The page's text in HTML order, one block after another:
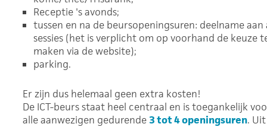
Receptie 's avonds;
tussen en na de beursopeningsuren: deelname aan
sessies (het is verplicht om op voorhand de keuze
maken via de website);
parking.
Er zijn dus helemaal geen extra kosten!
De ICT-beurs staat heel centraal en is toegankelijk
alle aanwezigen gedurende3 tot 4 openingsuren. Uit